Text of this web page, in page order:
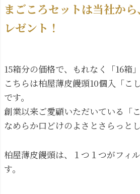
まごころセットは当社か
レゼント！
15箱分の価格で、もれなく「16箱
こちらは柏屋薄皮饅頭10個入「こ
です。
創業以来ご愛顧いただいている「
なめらか口どけのよさとさらっと
柏屋薄皮饅頭は、１つ１つがフィ
す。